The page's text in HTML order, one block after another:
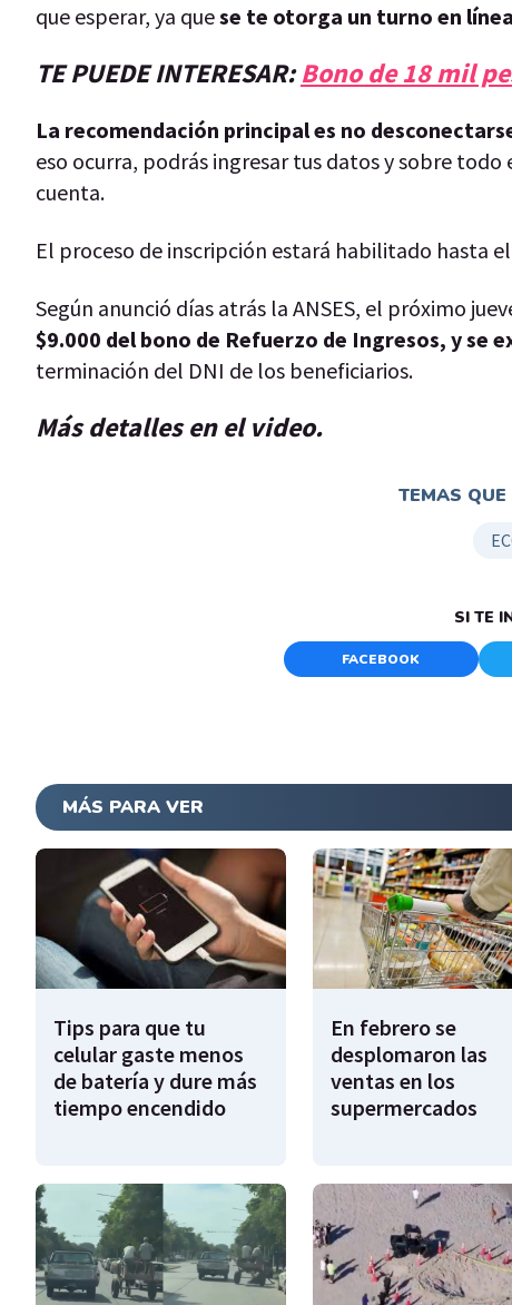
que esperar, ya quese te otorga un turno en
TE PUEDE INTERESAR:Bono de 18 mil
La recomendación principal es no
eso ocurra, podrás ingresar tus datos y sobre
cuenta.
El proceso de inscripción estará habilitado hasta
Según anunció días atrás la ANSES, el próximo
$9.000 del bono de Refuerzo de Ingresos, y se
terminación del DNI de los beneficiarios.
Más detalles en el video.
TEMAS QUE
SI TE
FACEBOOK
MÁS PARA VER
Tips para que tu
celular gaste menos
de batería y dure más
tiempo encendido
En febrero se
desplomaron las
ventas en los
supermercados